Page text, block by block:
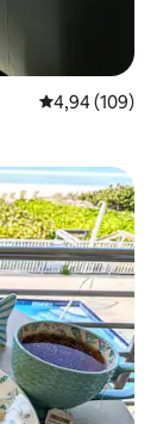
Priemerné
4,94 (109)